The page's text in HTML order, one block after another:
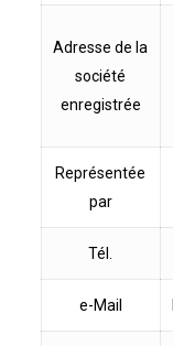
Adresse de la
société
enregistrée
Représentée
par
Tél.
e-Mail